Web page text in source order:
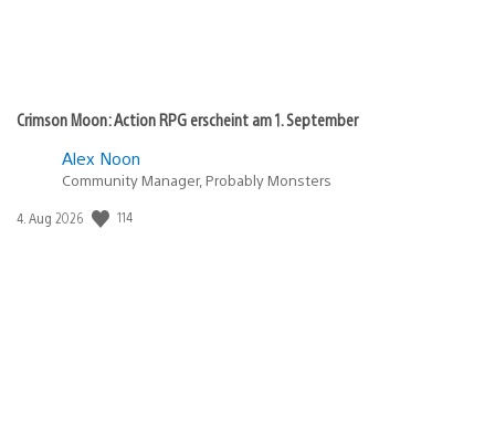
Crimson Moon: Action RPG erscheint am 1. September
Alex Noon
Community Manager, Probably Monsters
Veröffentlichungsdatum:
4. Aug 2026 114